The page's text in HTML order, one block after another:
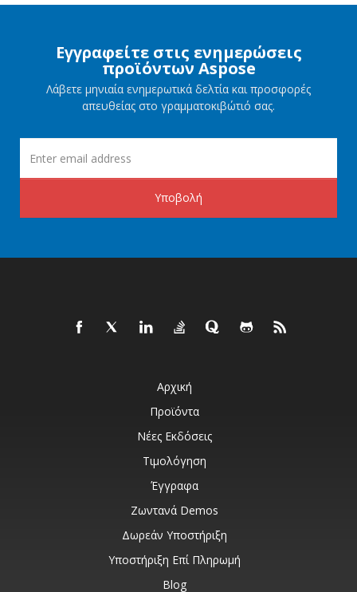
Εγγραφείτε στις ενημερώσεις
προϊόντων Aspose
Λάβετε μηνιαία ενημερωτικά δελτία και προσφορές
απευθείας στο γραμματοκιβώτιό σας.
Υποβολή
Αρχική
Προϊόντα
Νέες Εκδόσεις
Τιμολόγηση
Έγγραφα
Ζωντανά Demos
Δωρεάν Υποστήριξη
Υποστήριξη Επί Πληρωμή
Blog